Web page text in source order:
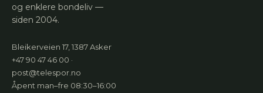
og enklere bondeliv —
siden 2004.
Bleikerveien 17, 1387 Asker
+47 90 47 46 00 ·
post@telespor.no
Åpent man–fre 08:30–16:00